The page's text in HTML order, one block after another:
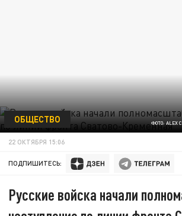
ФОТО: ALEX
ОБЩЕСТВО
22 ОКТЯБРЯ 15:06
ПОДПИШИТЕСЬ:
Русские войска начали